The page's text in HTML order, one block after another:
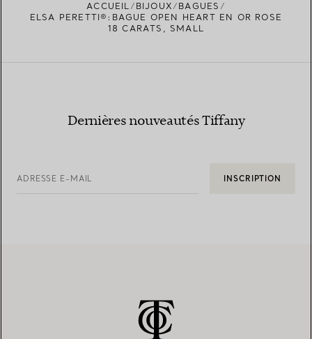
TROUVEZ LA BOUTIQUE LA PLUS PROCHE
ACCUEIL BIJOUX
BAGUES
ELSA PERETTI®:BAGUE OPEN HEART EN OR ROSE
18 CARATS, SMALL
Dernières nouveautés Tiffany
ADRESSE E-MAIL INSCRIPTION